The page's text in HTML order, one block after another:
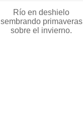
Río en deshielo
sembrando primaveras
sobre el invierno.